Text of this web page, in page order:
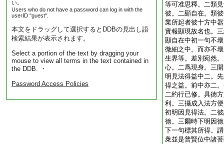
い。
Users who do not have a password can log in with the
userID "guest".
本文をドラッグして選択するとDDBの見出し語
検索結果が表示されます。
Select a portion of the text by dragging your
mouse to view all terms in the text contained in
the DDB. ・
Password Access Policies
等可准思釋。二類
彼。二顯自在。類
業所起者彼十方中
實報顯現故名也。
顯自在中初一句不
微細之中。而亦不
生界等。差別宛然
心。二爲現身。三
明見法得益中二。
得之益。前中亦二
二約行已修。具徳
利。三攝成入法方
初明因見得法。二
徳。三爾時下明因
下一句標其所得。
衆並是普賢位中諸